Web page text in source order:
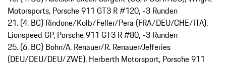
Motorsports, Porsche 911 GT3 R #120, -3 Runden
21. (4. BC) Rindone/Kolb/Feller/Pera (FRA/DEU/CHE/ITA),
Lionspeed GP, Porsche 911 GT3 R #80, -3 Runden
25. (6. BC) Bohn/A. Renauer/R. Renauer/Jefferies
(DEU/DEU/DEU/ZWE), Herberth Motorsport, Porsche 911